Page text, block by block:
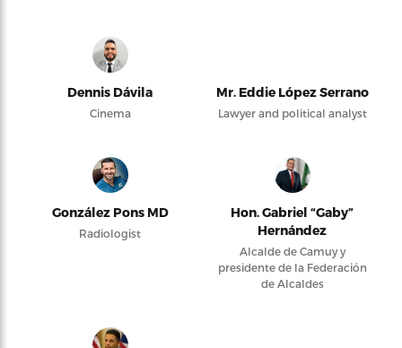
Dennis Dávila
Cinema
Mr. Eddie López Serrano
Lawyer and political analyst
González Pons MD
Radiologist
Hon. Gabriel “Gaby”
Hernández
Alcalde de Camuy y
presidente de la Federación
de Alcaldes